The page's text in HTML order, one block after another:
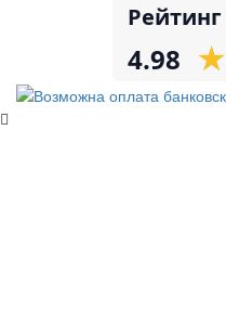
Рейтинг
4.98 ★
★